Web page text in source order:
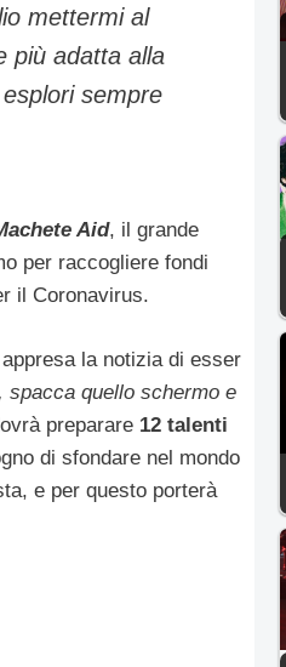
mettermi al
più adatta alla
sempre
Aid, il grande
per raccogliere fondi
il Coronavirus.
la notizia di esser
spacca quello schermo e
preparare 12 talenti
di sfondare nel mondo
e per questo porterà